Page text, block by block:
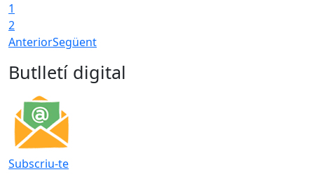
1
2
AnteriorSegüent
Butlletí digital
Subscriu-te